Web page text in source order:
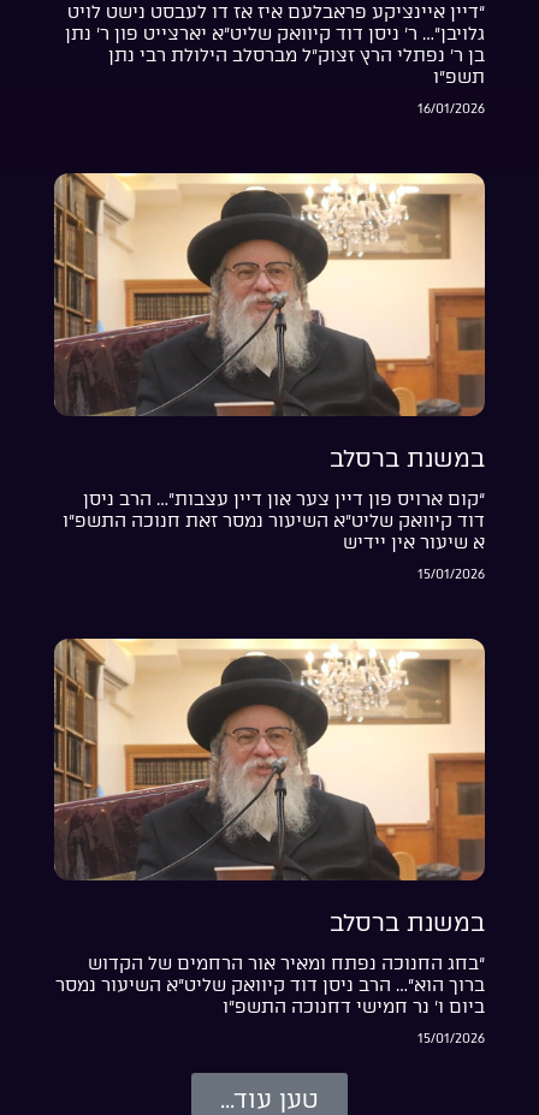
“דיין איינציקע פראבלעם איז אז דו לעבסט נישט לויט
גלויבן”… ר’ ניסן דוד קיוואק שליט”א יארצייט פון ר’ נתן
בן ר’ נפתלי הרץ זצוק”ל מברסלב הילולת רבי נתן
תשפ”ו
16/01/2026
במשנת ברסלב
“קום ארויס פון דיין צער און דיין עצבות”… הרב ניסן
דוד קיוואק שליט”א השיעור נמסר זאת חנוכה התשפ”ו
א שיעור אין יידיש
15/01/2026
במשנת ברסלב
“בחג החנוכה נפתח ומאיר אור הרחמים של הקדוש
ברוך הוא”… הרב ניסן דוד קיוואק שליט”א השיעור נמסר
ביום ו’ נר חמישי דחנוכה התשפ”ו
15/01/2026
טען עוד...